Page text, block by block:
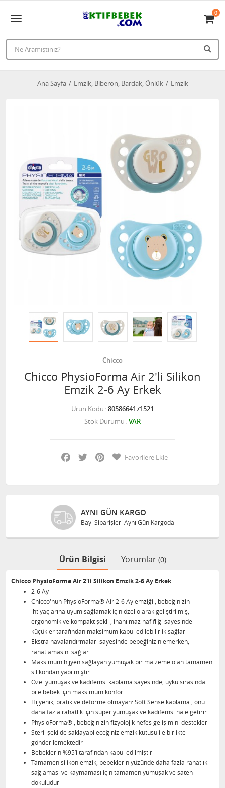
0
Ana Sayfa Emzik, Biberon, Bardak, Önlük Emzik
Chicco
Chicco PhysioForma Air 2'li Silikon
Emzik 2-6 Ay Erkek
Ürün Kodu 8058664171521
Stok Durumu VAR
Facebook
Twitter PinterestFavorilere Ekle
AYNI GÜN KARGO
Bayi Siparişleri Aynı Gün Kargoda
Ürün Bilgisi Yorumlar (0)
Chicco PhysioForma Air 2'li Silikon Emzik 2-6 Ay Erkek
2-6 Ay
Chicco'nun PhysioForma® Air 2-6 Ay emziği , bebeğinizin
ihtiyaçlarına uyum sağlamak için özel olarak geliştirilmiş,
ergonomik ve kompakt şekli , inanılmaz hafifliği sayesinde
küçükler tarafından maksimum kabul edilebilirlik sağlar
Ekstra havalandırmaları sayesinde bebeğinizin emerken,
rahatlamasını sağlar
Maksimum hijyen sağlayan yumuşak bir malzeme olan tamamen
silikondan yapılmıştır
Özel yumuşak ve kadifemsi kaplama sayesinde, uyku sırasında
bile bebek için maksimum konfor
Hijyenik, pratik ve deforme olmayan: Soft Sense kaplama , onu
daha fazla rahatlık için süper yumuşak ve kadifemsi hale getirir
PhysioForma® , bebeğinizin fizyolojik nefes gelişimini destekler
Steril şekilde saklayabileceğiniz emzik kutusu ile birlikte
gönderilemektedir
Bebeklerin %95’i tarafından kabul edilmiştir
Tamamen silikon emzik, bebeklerin yüzünde daha fazla rahatlık
sağlaması ve kaymaması için tamamen yumuşak ve saten
dokuludur